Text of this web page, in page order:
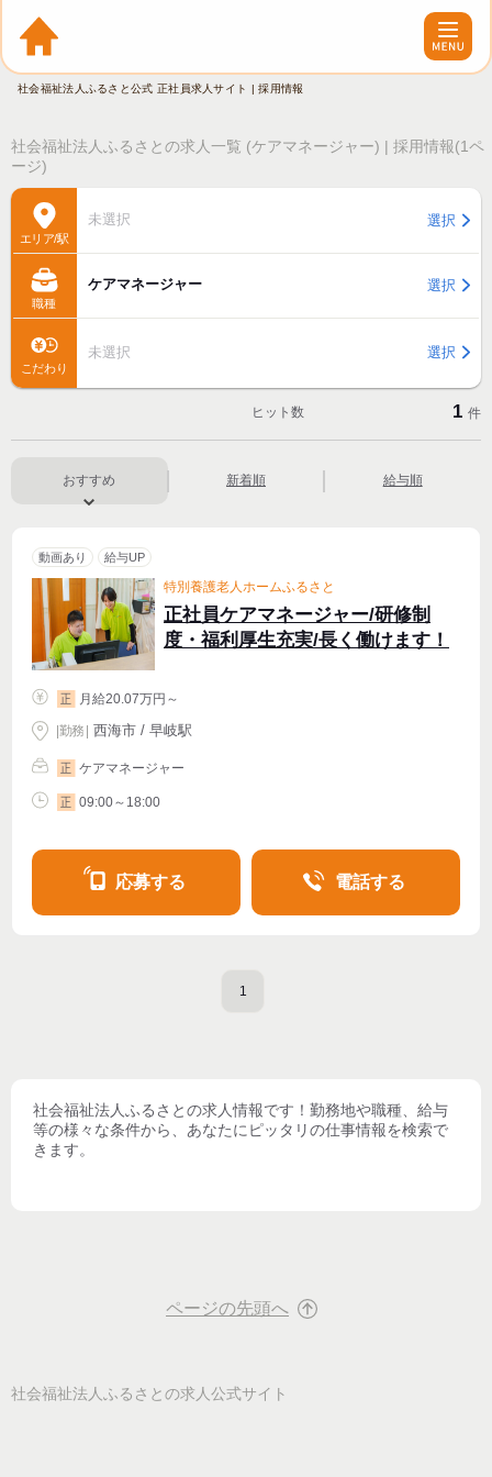
社会福祉法人ふるさと公式 正社員求人サイト | 採用情報
社会福祉法人ふるさとの求人一覧 (ケアマネージャー) | 採用情報(1ペ
ージ)
エリア/駅
未選択 選択
職種
ケアマネージャー 選択
こだわり
未選択 選択
ヒット数 1 件
おすすめ 新着順 給与順
動画あり 給与UP
特別養護老人ホームふるさと
正社員ケアマネージャー/研修制
度・福利厚生充実/長く働けます！
正 月給20.07万円～
|勤務 西海市 / 早岐駅
正 ケアマネージャー
正 09:00～18:00
応募する 電話する
1
社会福祉法人ふるさとの求人情報です！勤務地や職種、給与
等の様々な条件から、あなたにピッタリの仕事情報を検索で
きます。
ページの先頭へ
社会福祉法人ふるさとの求人公式サイト